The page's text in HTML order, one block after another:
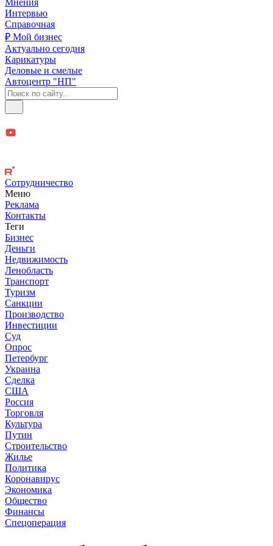
Мнения
Интервью
Справочная
₽ Мой бизнес
Актуально сегодня
Карикатуры
Деловые и смелые
Автоцентр "НП"
Сотрудничество
Меню
Реклама
Контакты
Теги
Бизнес
Деньги
Недвижимость
Ленобласть
Транспорт
Туризм
Санкции
Производство
Инвестиции
Суд
Опрос
Петербург
Украина
Сделка
США
Россия
Торговля
Культура
Путин
Строительство
Жилье
Политика
Коронавирус
Экономика
Общество
Финансы
Спецоперация